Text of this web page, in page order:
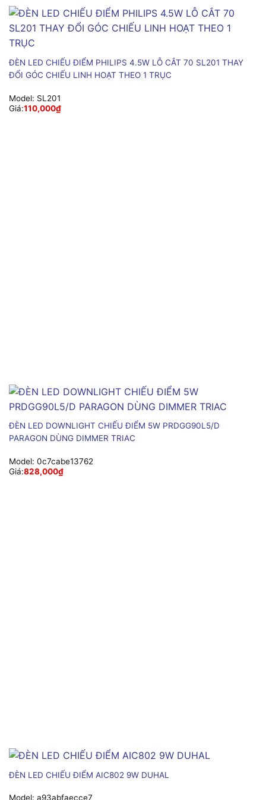
ĐÈN LED CHIẾU ĐIỂM PHILIPS 4.5W LỖ CẮT 70 SL201 THAY
ĐỔI GÓC CHIẾU LINH HOẠT THEO 1 TRỤC
Model: SL201
Giá:110,000₫
ĐÈN LED DOWNLIGHT CHIẾU ĐIỂM 5W PRDGG90L5/D
PARAGON DÙNG DIMMER TRIAC
Model: 0c7cabe13762
Giá:828,000₫
ĐÈN LED CHIẾU ĐIỂM AIC802 9W DUHAL
Model: a93abfaecce7